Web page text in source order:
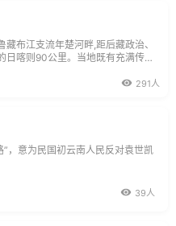
藏布江支流年楚河畔,距后藏政治、
日喀则90公里。当地既有充满传奇
291人
，意为民国初云南人民反对袁世凯
39人